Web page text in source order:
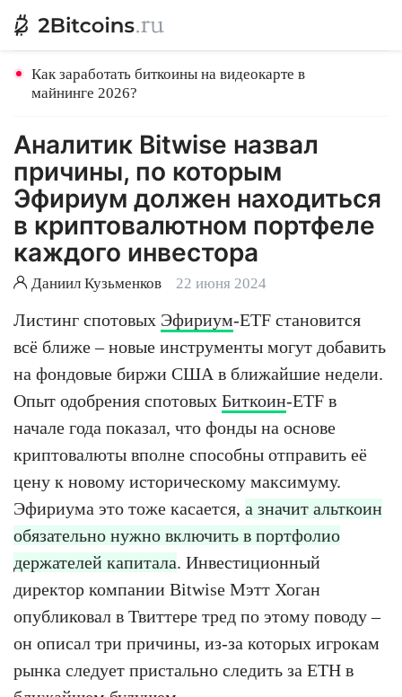
Как заработать биткоины на видеокарте в
майнинге 2026?
Аналитик Bitwise назвал
причины, по которым
Эфириум должен находиться
в криптовалютном портфеле
каждого инвестора
Даниил Кузьменков 22 июня 2024
Листинг спотовых Эфириум-ETF становится
всё ближе – новые инструменты могут добавить
на фондовые биржи США в ближайшие недели.
Опыт одобрения спотовых Биткоин-ETF в
начале года показал, что фонды на основе
криптовалюты вполне способны отправить её
цену к новому историческому максимуму.
Эфириума это тоже касается, а значит альткоин
обязательно нужно включить в портфолио
держателей капитала. Инвестиционный
директор компании Bitwise Мэтт Хоган
опубликовал в Твиттере тред по этому поводу –
он описал три причины, из-за которых игрокам
рынка следует пристально следить за ETH в